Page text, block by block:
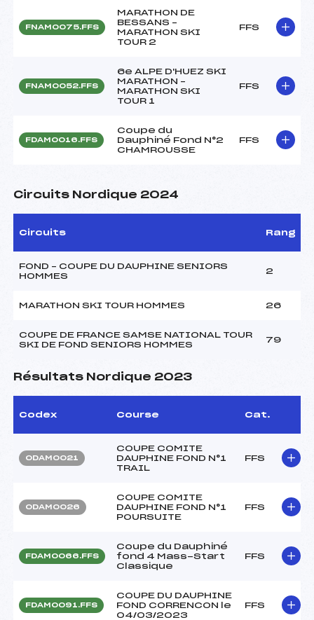
FNAM0075.FFS
MARATHON DE
BESSANS –
MARATHON SKI
TOUR 2
FFS
FNAM0052.FFS
6e ALPE D'HUEZ SKI
MARATHON –
MARATHON SKI
TOUR 1
FFS
FDAM0016.FFS
Coupe du
Dauphiné Fond N°2
CHAMROUSSE
FFS
Circuits Nordique 2024
Circuits Rang
FOND – COUPE DU DAUPHINE SENIORS
HOMMES
2
MARATHON SKI TOUR HOMMES 26
COUPE DE FRANCE SAMSE NATIONAL TOUR
SKI DE FOND SENIORS HOMMES
79
Résultats Nordique 2023
Codex Course Cat.
ODAM0021
COUPE COMITE
DAUPHINE FOND N°1
TRAIL
FFS
ODAM0026
COUPE COMITE
DAUPHINE FOND N°1
POURSUITE
FFS
FDAM0066.FFS
Coupe du Dauphiné
fond 4 Mass-Start
Classique
FFS
FDAM0091.FFS
COUPE DU DAUPHINE
FOND CORRENCON le
04/03/2023
FFS